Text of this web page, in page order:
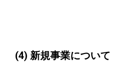
(4) 新規事業について